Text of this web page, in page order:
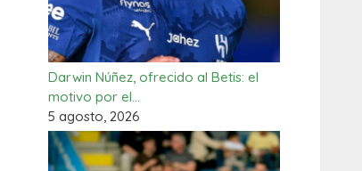
Darwin Núñez, ofrecido al Betis: el
motivo por el…
5 agosto, 2026